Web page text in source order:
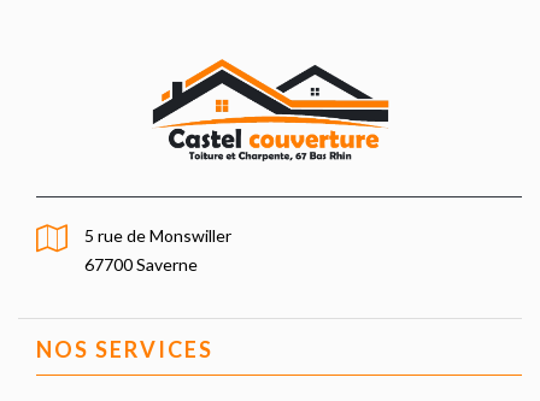
5 rue de Monswiller
67700 Saverne
NOS SERVICES